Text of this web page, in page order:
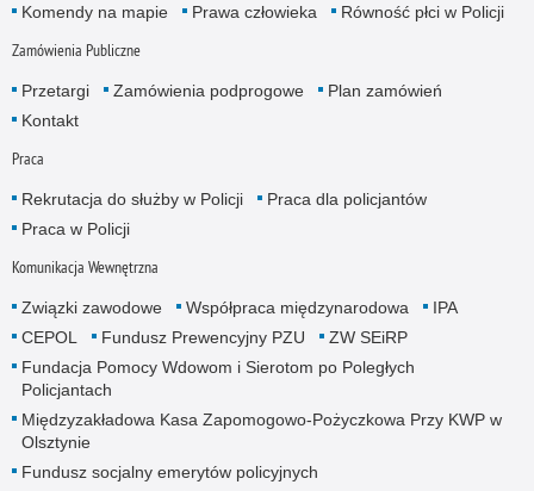
Komendy na mapie
Prawa człowieka Równość płci w Policji
Zamówienia Publiczne
Przetargi Zamówienia podprogowe
Plan zamówień
Kontakt
Praca
Rekrutacja do służby w Policji
Praca dla policjantów
Praca w Policji
Komunikacja Wewnętrzna
Związki zawodowe Współpraca międzynarodowa
IPA
CEPOL
Fundusz Prewencyjny PZU
ZW SEiRP
Fundacja Pomocy Wdowom i Sierotom po Poległych
Policjantach
Międzyzakładowa Kasa Zapomogowo-Pożyczkowa Przy KWP w
Olsztynie
Fundusz socjalny emerytów policyjnych